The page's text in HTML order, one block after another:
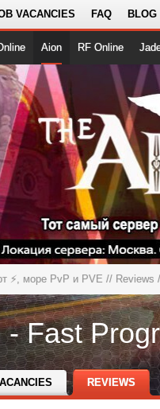
VACANCIES FAQ BLOG
Aion RF Online
⚡, море PvP и PVE // Reviews
REVIEWS